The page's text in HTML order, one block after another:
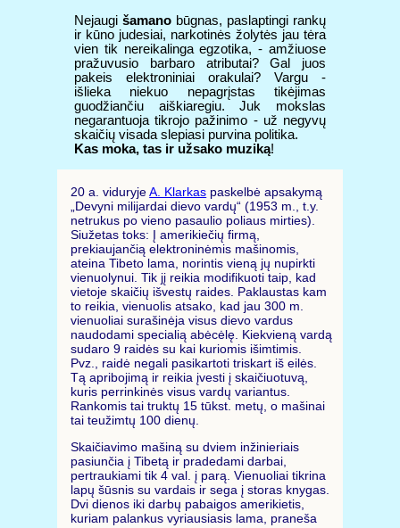
Nejaugišamano būgnas, paslaptingi rankų
ir kūno judesiai, narkotinės žolytės jau tėra
vien tik nereikalinga egzotika, - amžiuose
pražuvusio barbaro atributai? Gal juos
pakeis elektroniniai orakulai? Vargu -
išlieka niekuo nepagrįstas tikėjimas
guodžiančiu aiškiaregiu. Juk mokslas
negarantuoja tikrojo pažinimo - už negyvų
skaičių visada slepiasi purvina politika.
Kas moka, tas ir užsako muziką!
20 a. viduryjeA. Klarkas paskelbė apsakymą
„Devyni milijardai dievo vardų“ (1953 m., t.y.
netrukus po vieno pasaulio poliaus mirties).
Siužetas toks: Į amerikiečių firmą,
prekiaujančią elektroninėmis mašinomis,
ateina Tibeto lama, norintis vieną jų nupirkti
vienuolynui. Tik jį reikia modifikuoti taip, kad
vietoje skaičių išvestų raides. Paklaustas kam
to reikia, vienuolis atsako, kad jau 300 m.
vienuoliai surašinėja visus dievo vardus
naudodami specialią abėcėlę. Kiekvieną vardą
sudaro 9 raidės su kai kuriomis išimtimis.
Pvz., raidė negali pasikartoti triskart iš eilės.
Tą apribojimą ir reikia įvesti į skaičiuotuvą,
kuris perrinkinės visus vardų variantus.
Rankomis tai truktų 15 tūkst. metų, o mašinai
tai teužimtų 100 dienų.
Skaičiavimo mašiną su dviem inžinieriais
pasiunčia į Tibetą ir pradedami darbai,
pertraukiami tik 4 val. į parą. Vienuoliai tikrina
lapų šūsnis su vardais ir sega į storas knygas.
Dvi dienos iki darbų pabaigos amerikietis,
kuriam palankus vyriausiasis lama, praneša